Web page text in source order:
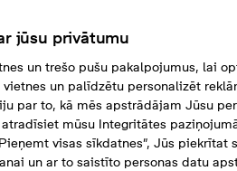
jūsu privātumu
un trešo pušu pakalpojumus, lai
un palīdzētu personalizēt
par to, kā mēs apstrādājam Jūsu
mūsu Integritātes
visas sīkdatnes”, Jūs piekrītat
un ar to saistīto personas datu